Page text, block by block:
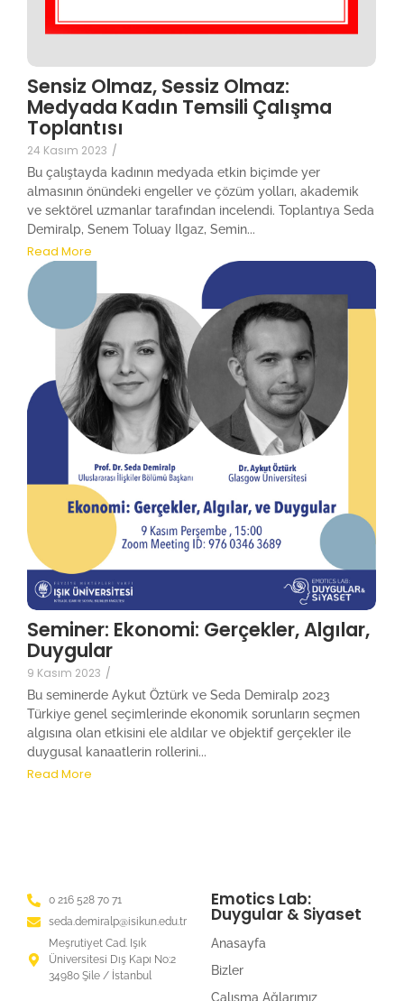
Sensiz Olmaz, Sessiz Olmaz:
Medyada Kadın Temsili Çalışma
Toplantısı
24 Kasım 2023 /
Bu çalıştayda kadının medyada etkin biçimde yer
almasının önündeki engeller ve çözüm yolları, akademik
ve sektörel uzmanlar tarafından incelendi. Toplantıya Seda
Demiralp, Senem Toluay Ilgaz, Semin...
Read More
Seminer: Ekonomi: Gerçekler, Algılar,
Duygular
9 Kasım 2023 /
Bu seminerde Aykut Öztürk ve Seda Demiralp 2023
Türkiye genel seçimlerinde ekonomik sorunların seçmen
algısına olan etkisini ele aldılar ve objektif gerçekler ile
duygusal kanaatlerin rollerini...
Read More
0 216 528 70 71
seda.demiralp@isikun.edu.tr
Meşrutiyet Cad. Işık
Üniversitesi Dış Kapı No:2
34980 Şile / İstanbul
Emotics Lab:
Duygular & Siyaset
Anasayfa
Bizler
Çalışma Ağlarımız